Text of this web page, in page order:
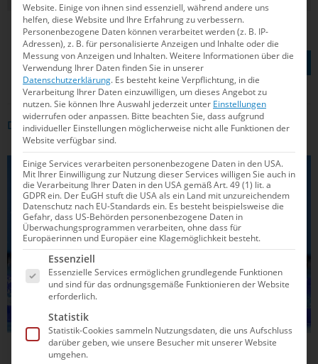
TEILEN AUF
DAS KÖNNTE DICH AUCH INTERRESSIEREN
SCHWIMMEN
11.12.2025 13:27
Website. Einige von ihnen sind essenziell, während andere uns
helfen, diese Website und Ihre Erfahrung zu verbessern.
Personenbezogene Daten können verarbeitet werden (z. B. IP-
Adressen), z. B. für personalisierte Anzeigen und Inhalte oder die
Messung von Anzeigen und Inhalten.Weitere Informationen über die
Verwendung Ihrer Daten finden Sie in unserer
Datenschutzerklärung. Es besteht keine Verpflichtung, in die
Verarbeitung Ihrer Daten einzuwilligen, um dieses Angebot zu
nutzen.Sie können Ihre Auswahl jederzeit unter Einstellungen
widerrufen oder anpassen. Bitte beachten Sie, dass aufgrund
individueller Einstellungen möglicherweise nicht alle Funktionen der
Website verfügbar sind.
Einige Services verarbeiten personenbezogene Daten in den USA.
Mit Ihrer Einwilligung zur Nutzung dieser Services willigen Sie auch in
die Verarbeitung Ihrer Daten in den USA gemäß Art. 49 (1) lit. a
GDPR ein. Der EuGH stuft die USA als ein Land mit unzureichendem
Datenschutz nach EU-Standards ein. Es besteht beispielsweise die
Gefahr, dass US-Behörden personenbezogene Daten in
Überwachungsprogrammen verarbeiten, ohne dass für
Europäerinnen und Europäer eine Klagemöglichkeit besteht.
Es folgt eine Liste der Service-Gruppen, für die
Essenziell
Essenzielle Services ermöglichen grundlegende Funktionen
und sind für das ordnungsgemäße Funktionieren der Website
erforderlich.
Statistik
Statistik-Cookies sammeln Nutzungsdaten, die uns Aufschluss
darüber geben, wie unsere Besucher mit unserer Website
umgehen.